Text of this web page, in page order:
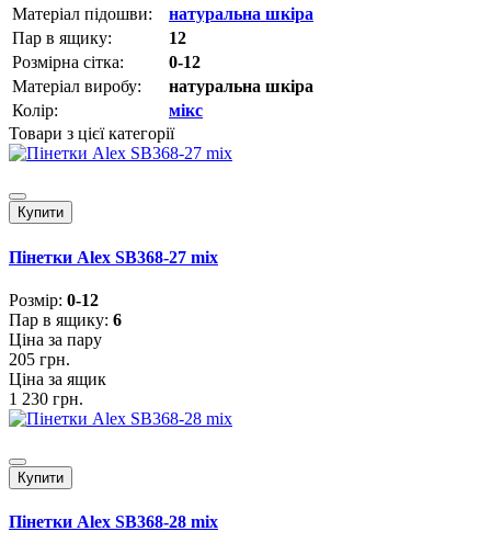
Матеріал підошви:
натуральна шкіра
Пар в ящику:
12
Розмірна сітка:
0-12
Матеріал виробу:
натуральна шкіра
Колір:
мікс
Товари з цієї категорії
Купити
Пінетки Alex SB368-27 mix
Розмiр: 0-12
Пар в ящику: 6
Ціна за пару
205 грн.
Ціна за ящик
1 230 грн.
Купити
Пінетки Alex SB368-28 mix